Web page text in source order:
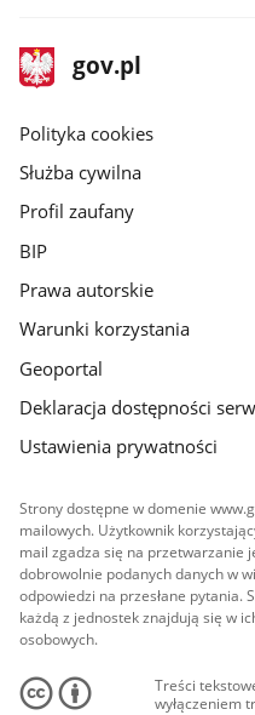
stopka
gov.pl
Strona
gov.pl
gov.pl
Polityka cookies
Służba cywilna
Profil zaufany
BIP
Prawa autorskie
Warunki korzystania
Geoportal
Deklaracja dostępności
Ustawienia prywatności
Strony dostępne w domenie
mailowych. Użytkownik
mail zgadza się na przetwarzanie
dobrowolnie podanych danych w
odpowiedzi na przesłane pytania.
każdą z jednostek znajdują się w
osobowych.
Treści
wyłączeniem